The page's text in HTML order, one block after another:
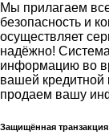
Мы прилагаем
безопасность и
осуществляет
надёжно!
информацию во
вашей кредитной
продаем вашу
Защищённая